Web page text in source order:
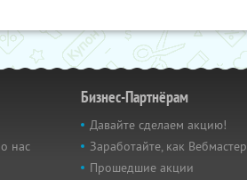
нас
Бизнес-Партнёрам
Давайте сделаем акцию!
Заработайте, как Вебмастер
Прошедшие акции